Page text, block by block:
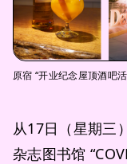
原宿 “开业纪念屋顶酒吧
从17日（星期三
杂志图书馆